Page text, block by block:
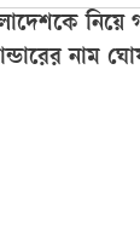
নাম